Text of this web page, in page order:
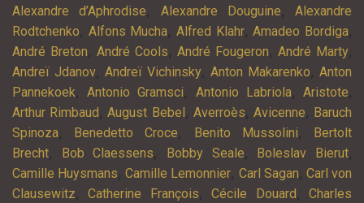
Alexandre d’Aphrodise, Alexandre Douguine, Alexandre
Rodtchenko, Alfons Mucha,Alfred Klahr,Amadeo Bordiga,
André Breton, André Cools, André Fougeron, André Marty,
Andreï Jdanov, Andreï Vichinsky, Anton Makarenko, Anton
Pannekoek,Antonio Gramsci, Antonio Labriola,Aristote,
Arthur Rimbaud ,August Bebel , Averroès, Avicenne, Baruch
Spinoza, Benedetto Croce, Benito Mussolini,
Bertolt
Brecht, Bob Claessens, Bobby Seale, Boleslav Bierut,
Camille Huysmans,Camille Lemonnier, Carl Sagan, Carl von
Clausewitz,Catherine François,Cécile Douard ,Charles